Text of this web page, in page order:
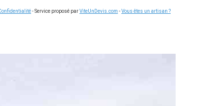
- Service proposé parViteUnDevis.com -Vous êtes un artisan ?